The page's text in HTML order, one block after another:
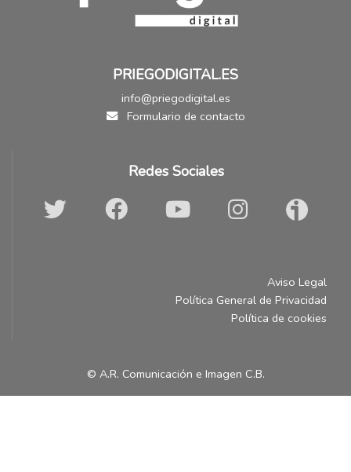
PRIEGODIGITAL.ES
info@priegodigital.es
Formulario de contacto
Redes Sociales
Aviso Legal
Política General de Privacidad
Política de cookies
© A.R. Comunicación e Imagen C.B.